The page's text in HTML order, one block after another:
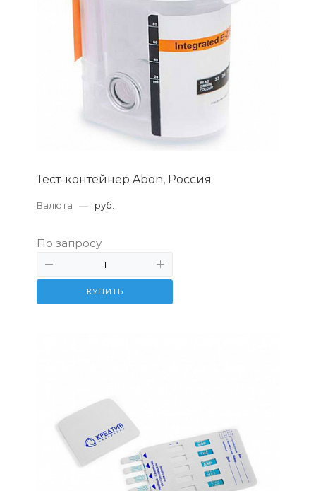
Тест-контейнер Abon, Россия
Валюта — руб.
По запросу
КУПИТЬ